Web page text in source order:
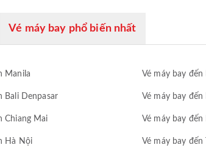
Vé máy bay phổ biến nhất
Manila Vé máy bay đến
Bali Denpasar Vé máy bay
Chiang Mai Vé máy bay đến
Hà Nội Vé máy bay đến